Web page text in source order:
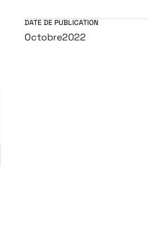
DATE DE PUBLICATION
Octobre2022